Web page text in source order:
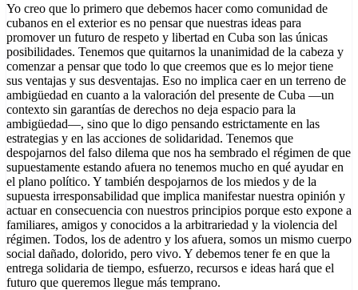
Yo creo que lo primero que debemos hacer como comunidad de
cubanos en el exterior es no pensar que nuestras ideas para
promover un futuro de respeto y libertad en Cuba son las únicas
posibilidades. Tenemos que quitarnos la unanimidad de la cabeza y
comenzar a pensar que todo lo que creemos que es lo mejor tiene
sus ventajas y sus desventajas. Eso no implica caer en un terreno de
ambigüedad en cuanto a la valoración del presente de Cuba —un
contexto sin garantías de derechos no deja espacio para la
ambigüedad—, sino que lo digo pensando estrictamente en las
estrategias y en las acciones de solidaridad. Tenemos que
despojarnos del falso dilema que nos ha sembrado el régimen de que
supuestamente estando afuera no tenemos mucho en qué ayudar en
el plano político. Y también despojarnos de los miedos y de la
supuesta irresponsabilidad que implica manifestar nuestra opinión y
actuar en consecuencia con nuestros principios porque esto expone a
familiares, amigos y conocidos a la arbitrariedad y la violencia del
régimen. Todos, los de adentro y los afuera, somos un mismo cuerpo
social dañado, dolorido, pero vivo. Y debemos tener fe en que la
entrega solidaria de tiempo, esfuerzo, recursos e ideas hará que el
futuro que queremos llegue más temprano.